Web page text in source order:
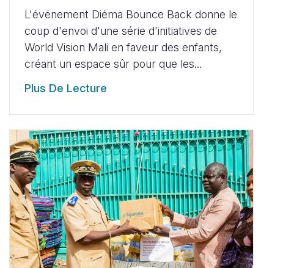
L'événement Diéma Bounce Back donne le
coup d'envoi d'une série d'initiatives de
World Vision Mali en faveur des enfants,
créant un espace sûr pour que les...
Plus De Lecture